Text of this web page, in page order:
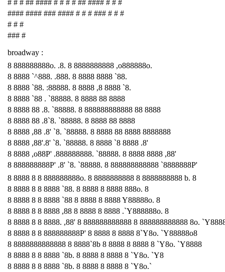
# # # ## #### # # # # ## #### # # #
#### #### ### #### # # # ### # # #
# # #
### #
broadway :
8 888888888o. .8. 8 8888888888 ,o888888o.
8 8888 `^888. .888. 8 8888 8888 `88.
8 8888 `88. :88888. 8 8888 ,8 8888 `8.
8 8888 `88 . `88888. 8 8888 88 8888
8 8888 88 .8. `88888. 8 888888888888 88 8888
8 8888 88 .8`8. `88888. 8 8888 88 8888
8 8888 ,88 .8' `8. `88888. 8 8888 88 8888 8888888
8 8888 ,88'.8' `8. `88888. 8 8888 `8 8888 .8'
8 8888 ,o88P' .888888888. `88888. 8 8888 8888 ,88'
8 888888888P' .8' `8. `88888. 8 888888888888 `8888888P'
8 8888 8 8 888888888o. 8 8888888888 8 8888888888 b. 8
8 8888 8 8 8888 `88. 8 8888 8 8888 888o. 8
8 8888 8 8 8888 `88 8 8888 8 8888 Y88888o. 8
8 8888 8 8 8888 ,88 8 8888 8 8888 .`Y888888o. 8
8 8888 8 8 8888. ,88' 8 888888888888 8 888888888888 8o.
8 8888 8 8 888888888P' 8 8888 8 8888 8`Y8o. `Y88888o8
8 8888888888888 8 8888`8b 8 8888 8 8888 8 `Y8o. `Y8888
8 8888 8 8 8888 `8b. 8 8888 8 8888 8 `Y8o. `Y8
8 8888 8 8 8888 `8b. 8 8888 8 8888 8 `Y8o.`